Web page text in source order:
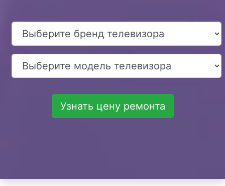
Узнать цену ремонта